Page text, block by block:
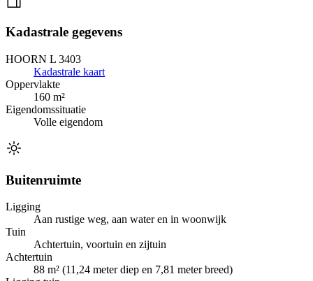
Kadastrale gegevens
HOORN L 3403
Kadastrale kaart
Oppervlakte
160 m²
Eigendomssituatie
Volle eigendom
Buitenruimte
Ligging
Aan rustige weg, aan water en in woonwijk
Tuin
Achtertuin, voortuin en zijtuin
Achtertuin
88 m² (11,24 meter diep en 7,81 meter breed)